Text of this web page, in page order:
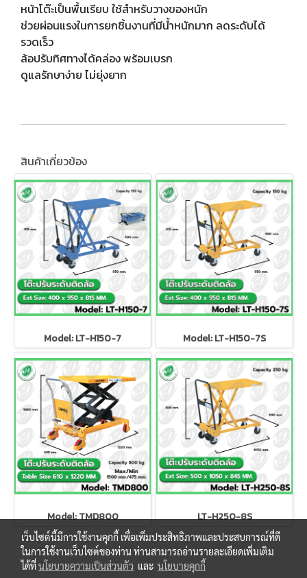
หน้าโต๊ะเป็นพื้นเรียบ ใช้สำหรับวางของหนัก
ช่วยผ่อนแรงในการยกชิ้นงานที่มีน้ำหนักมาก ลดระดับได้
รวดเร็ว
ล้อปรับทิศทางได้คล่อง พร้อมเบรก
ดูแลรักษาง่าย ไม่ยุ่งยาก
สินค้าเกี่ยวข้อง
Model: LT-H150-7 Model: LT-H150-7S
Model: TMD800 LT-H250-8S
เว็บไซต์นี้มีการใช้งานคุกกี้ เพื่อเพิ่มประสิทธิภาพและประสบการณ์ที่ดี
ในการใช้งานเว็บไซต์ของท่าน ท่านสามารถอ่านรายละเอียดเพิ่มเติม
ได้ที่นโยบายความเป็นส่วนตัว และ นโยบายคุกกี้